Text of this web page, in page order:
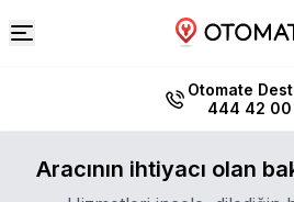
Otomate
444 42 00
Aracının ihtiyacı olan